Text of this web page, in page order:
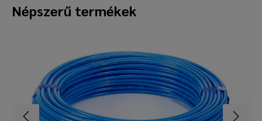
Népszerű termékek